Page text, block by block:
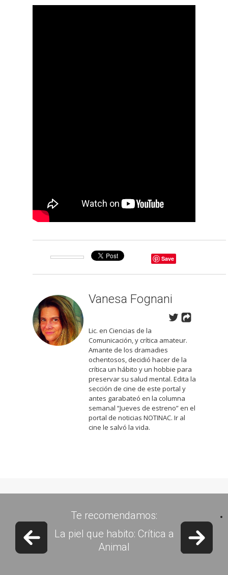
Save
Vanesa Fognani
Lic. en Ciencias de la
Comunicación, y crítica amateur.
Amante de los dramadies
ochentosos, decidió hacer de la
crítica un hábito y un hobbie para
preservar su salud mental. Edita la
sección de cine de este portal y
antes garabateó en la columna
semanal “Jueves de estreno” en el
portal de noticias NOTINAC. Ir al
cine le salvó la vida.
Te recomendamos:
Argentina Comic Con DIA 2: La
llegada de Danny Trejo